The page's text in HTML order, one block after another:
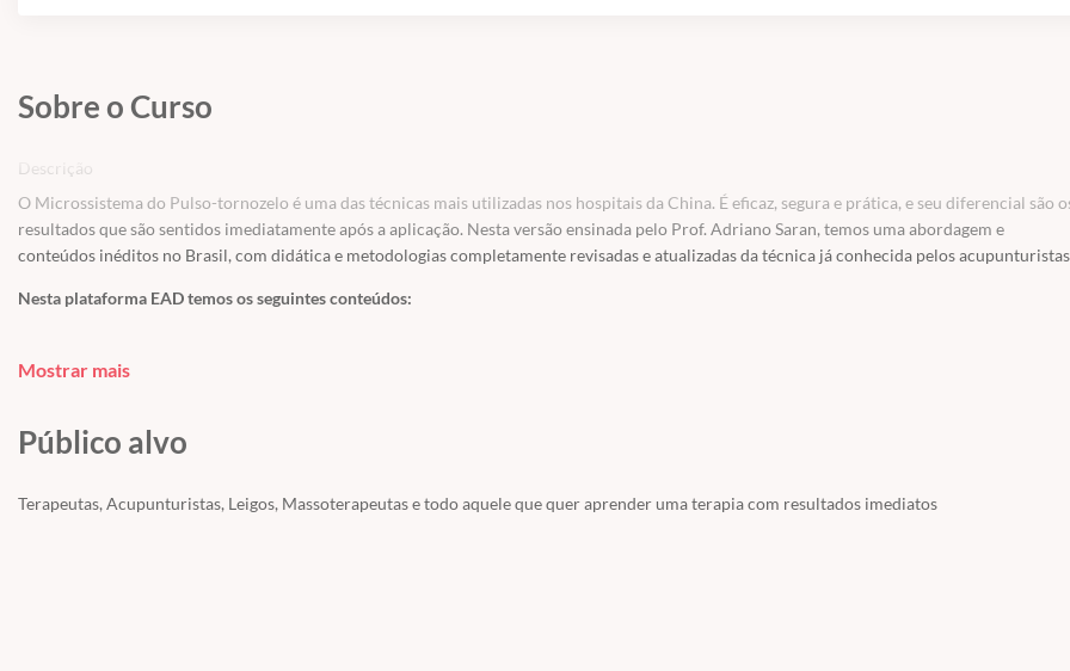
Sobre o Curso
Descrição
O Microssistema do Pulso-tornozelo é uma das técnicas mais utilizadas nos hospitais da China. É eficaz, segura e prática, e seu diferencial são
resultados que são sentidos imediatamente após a aplicação. Nesta versão ensinada pelo Prof. Adriano Saran, temos uma abordagem e
conteúdos inéditos no Brasil, com didática e metodologias completamente revisadas e atualizadas da técnica já conhecida pelos
Nesta plataforma EAD temos os seguintes conteúdos:
- Teorias e formação do Microssistema
- Divisões e distribuição de áreas no corpo
Mostrar mais
Público alvo
Terapeutas, Acupunturistas, Leigos, Massoterapeutas e todo aquele que quer aprender uma terapia com resultados imediatos